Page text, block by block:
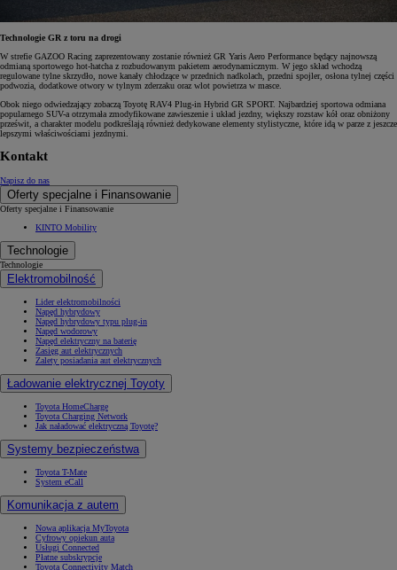
Technologie GR z toru na drogi
W strefie GAZOO Racing zaprezentowany zostanie również GR Yaris Aero Performance będący najnowszą
odmianą sportowego hot-hatcha z rozbudowanym pakietem aerodynamicznym. W jego skład wchodzą
regulowane tylne skrzydło, nowe kanały chłodzące w przednich nadkolach, przedni spojler, osłona tylnej części
podwozia, dodatkowe otwory w tylnym zderzaku oraz wlot powietrza w masce.
Obok niego odwiedzający zobaczą Toyotę RAV4 Plug-in Hybrid GR SPORT. Najbardziej sportowa odmiana
popularnego SUV-a otrzymała zmodyfikowane zawieszenie i układ jezdny, większy rozstaw kół oraz obniżony
prześwit, a charakter modelu podkreślają również dedykowane elementy stylistyczne, które idą w parze z jeszcze
lepszymi właściwościami jezdnymi.
Kontakt
Napisz do nas
Oferty specjalne i Finansowanie
Oferty specjalne i Finansowanie
KINTO Mobility
Technologie
Technologie
Elektromobilność
Lider elektromobilności
Napęd hybrydowy
Napęd hybrydowy typu plug-in
Napęd wodorowy
Napęd elektryczny na baterię
Zasięg aut elektrycznych
Zalety posiadania aut elektrycznych
Ładowanie elektrycznej Toyoty
Toyota HomeCharge
Toyota Charging Network
Jak naładować elektryczną Toyotę?
Systemy bezpieczeństwa
Toyota T-Mate
System eCall
Komunikacja z autem
Nowa aplikacja MyToyota
Cyfrowy opiekun auta
Usługi Connected
Płatne subskrypcje
Toyota Connectivity Match